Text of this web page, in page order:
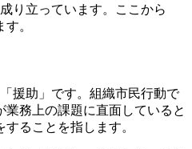
り立っています。ここから
。
援助」です。組織市民行動で
務上の課題に直面していると
ることを指します。